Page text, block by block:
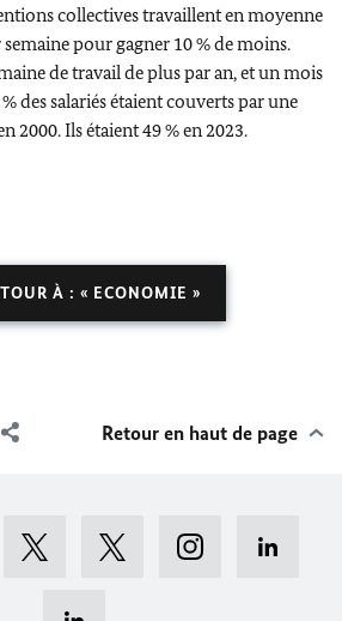
collectives travaillent en moyenne
pour gagner 10 % de moins.
de travail de plus par an, et un mois
des salariés étaient couverts par une
2000. Ils étaient 49 % en 2023.
À : « ECONOMIE »
Retour en haut de page